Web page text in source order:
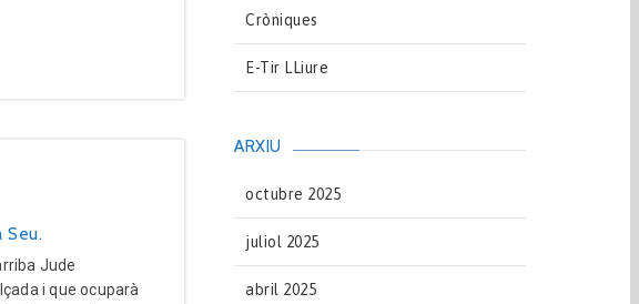
Seu.
Jude
i que ocuparà
Cròniques
E-Tir LLiure
ARXIU
octubre 2025
juliol 2025
abril 2025